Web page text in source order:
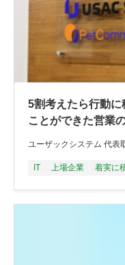
5割考えたら行動
ことができた営業
ユーザックシステム 代表
IT 上場企業 着実に